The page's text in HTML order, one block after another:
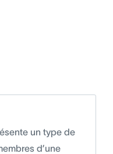
un type de
d’une